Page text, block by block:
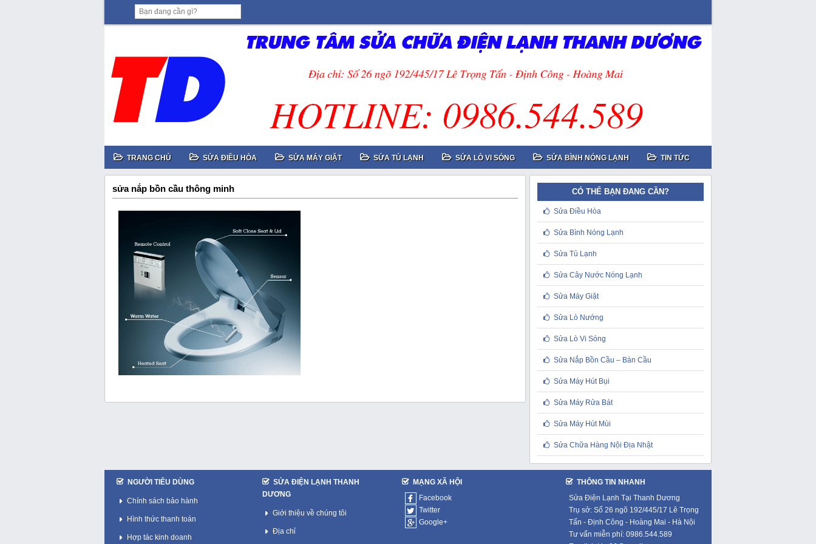
TRANG CHỦ SỬA ĐIỀU HÒA SỬA MÁY GIẶT SỬA TỦ LẠNH SỬA LÒ VI SÓNG SỬA BÌNH NÓNG LẠNH TIN TỨC
sửa nắp bồn cầu thông minh CÓ THỂ BẠN ĐANG CẦN?
Sửa Điều Hòa
Sửa Bình Nóng Lạnh
Sửa Tủ Lạnh
Sửa Cây Nước Nóng Lạnh
Sửa Máy Giặt
Sửa Lò Nướng
Sửa Lò Vi Sóng
Sửa Nắp Bồn Cầu – Bàn Cầu
Sửa Máy Hút Bụi
Sửa Máy Rửa Bát
Sửa Máy Hút Mùi
Sửa Chữa Hàng Nội Địa Nhật
NGƯỜI TIÊU DÙNG
Chính sách bảo hành
Hình thức thanh toán
Hợp tác kinh doanh
SỬA ĐIỆN LẠNH THANH
DƯƠNG
Giới thiệu về chúng tôi
Địa chỉ
MẠNG XÃ HỘI
Facebook
Twitter
Google+
THÔNG TIN NHANH
Sửa Điện Lạnh Tại Thanh Dương
Trụ sở: Số 26 ngõ 192/445/17 Lê Trọng
Tấn - Định Công - Hoàng Mai - Hà Nội
Tư vấn miễn phí: 0986.544.589